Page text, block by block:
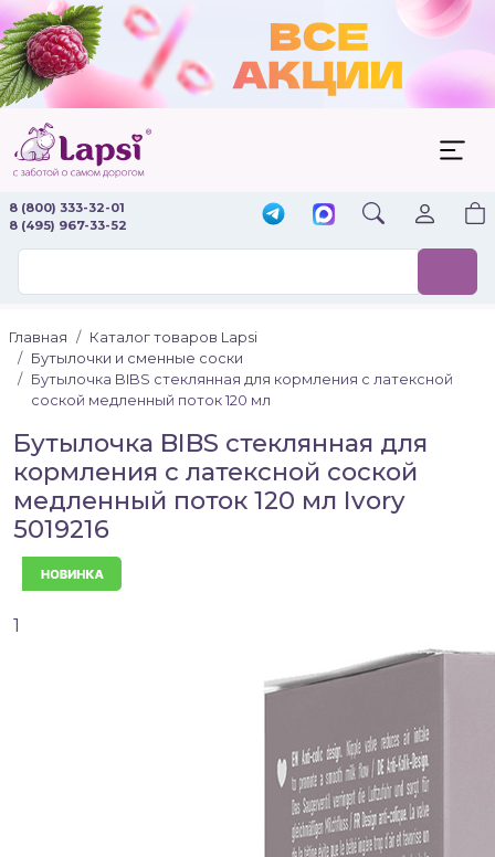
8 (800) 333-32-01
8 (495) 967-33-52
Главная
Каталог товаров Lapsi
Бутылочки и сменные соски
Бутылочка BIBS стеклянная для кормления с латексной
соской медленный поток 120 мл
Бутылочка BIBS стеклянная для
кормления с латексной соской
медленный поток 120 мл Ivory
5019216
1